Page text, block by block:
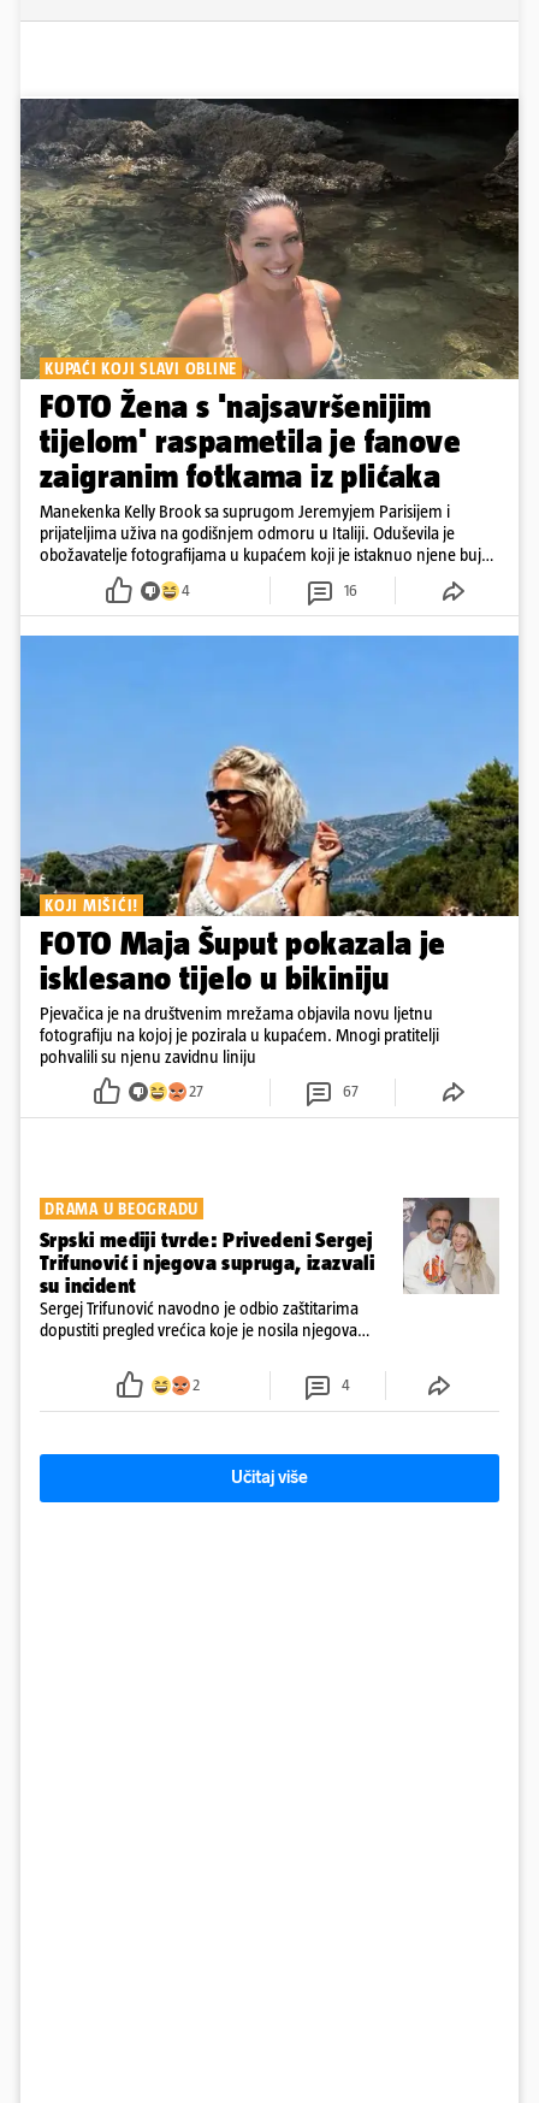
KUPAĆI KOJI SLAVI OBLINE
FOTO Žena s 'najsavršenijim
tijelom' raspametila je fanove
zaigranim fotkama iz plićaka
Manekenka Kelly Brook sa suprugom Jeremyjem Parisijem i
prijateljima uživa na godišnjem odmoru u Italiji. Oduševila je
obožavatelje fotografijama u kupaćem koji je istaknuo njene bujne
4 16
KOJI MIŠIĆI!
FOTO Maja Šuput pokazala je
isklesano tijelo u bikiniju
Pjevačica je na društvenim mrežama objavila novu ljetnu
fotografiju na kojoj je pozirala u kupaćem. Mnogi pratitelji
pohvalili su njenu zavidnu liniju
27 67
DRAMA U BEOGRADU
Srpski mediji tvrde: Privedeni Sergej
Trifunović i njegova supruga, izazvali
su incident
Sergej Trifunović navodno je odbio zaštitarima
dopustiti pregled vrećica koje je nosila njegova
2 4
Učitaj više